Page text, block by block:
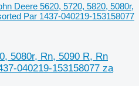
Deere 5620, 5720, 5820, 5080r,
Par 1437-040219-153158077
5080r, Rn, 5090 R, Rn
040219-153158077 za